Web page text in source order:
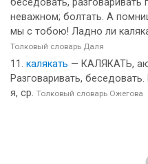
беседовать, разговаривать
неважном; болтать. А
мы с тобою! Ладно ли
Толковый словарь Даля
калякать — КАЛЯКАТЬ,
Разговаривать,
я, ср. Толковый словарь Ожегова